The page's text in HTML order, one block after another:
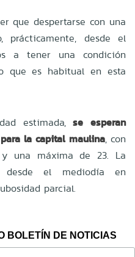
que despertarse con una
prácticamente, desde el
a tener una condición
que es habitual en esta
estimada,se esperan
la capital maulina, con
una máxima de 23. La
desde el mediodía en
parcial.
BOLETÍN DE NOTICIAS